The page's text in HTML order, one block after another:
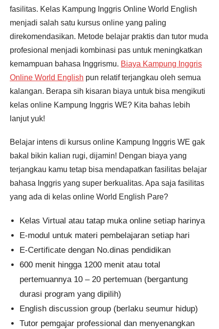
fasilitas. Kelas Kampung Inggris Online World English
menjadi salah satu kursus online yang paling
direkomendasikan. Metode belajar praktis dan tutor muda
profesional menjadi kombinasi pas untuk meningkatkan
kemampuan bahasa Inggrismu. Biaya Kampung Inggris
Online World English pun relatif terjangkau oleh semua
kalangan. Berapa sih kisaran biaya untuk bisa mengikuti
kelas online Kampung Inggris WE? Kita bahas lebih
lanjut yuk!
Belajar intens di kursus online Kampung Inggris WE gak
bakal bikin kalian rugi, dijamin! Dengan biaya yang
terjangkau kamu tetap bisa mendapatkan fasilitas belajar
bahasa Inggris yang super berkualitas. Apa saja fasilitas
yang ada di kelas online World English Pare?
Kelas Virtual atau tatap muka online setiap harinya
E-modul untuk materi pembelajaran setiap hari
E-Certificate dengan No.dinas pendidikan
600 menit hingga 1200 menit atau total
pertemuannya 10 – 20 pertemuan (bergantung
durasi program yang dipilih)
English discussion group (berlaku seumur hidup)
Tutor pemgajar professional dan menyenangkan